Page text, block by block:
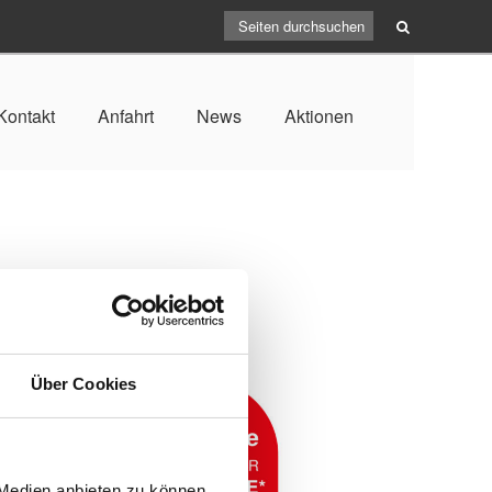
Über Cookies
Anfahrt News Aktionen